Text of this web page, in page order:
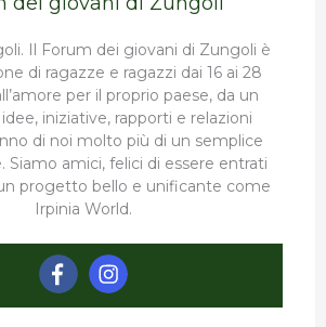
Il Forum dei giovani di Zungoli è
di ragazze e ragazzi dai 16 ai 28
per il proprio paese, da un
iniziative, rapporti e relazioni
di noi molto più di un semplice
Siamo amici, felici di essere entrati
progetto bello e unificante come
Irpinia World.